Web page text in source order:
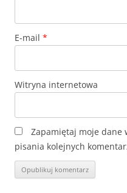
E-mail *
Witryna internetowa
Zapamiętaj moje dane
pisania kolejnych